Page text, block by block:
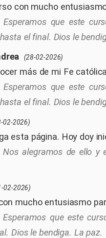
con mucho
Esperamos que este
el final. Dios le
(28-02-2026)
más de mi Fe
Esperamos que este
el final. Dios le
02-2026)
esta página. Hoy doy
Nos alegramos de ello y
02-2026)
mucho entusiasmo
Esperamos que este
Dios le bendiga. La paz.